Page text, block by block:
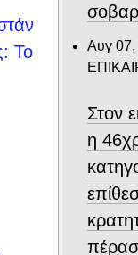
Το
Αυγ
Στον
η